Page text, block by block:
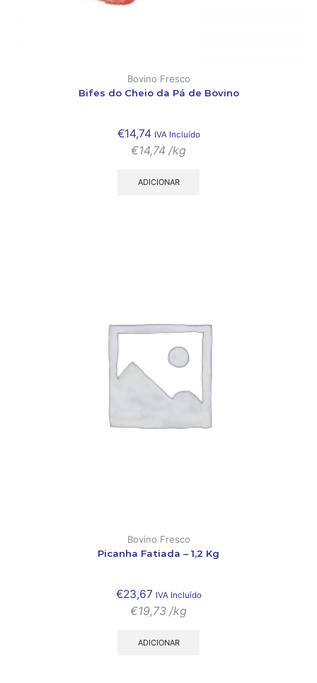
Bovino Fresco
Bifes do Cheio da Pá de Bovino
€14,74 IVA Incluído
€14,74 /kg
ADICIONAR
Bovino Fresco
Picanha Fatiada – 1,2 Kg
€23,67 IVA Incluído
€19,73 /kg
ADICIONAR